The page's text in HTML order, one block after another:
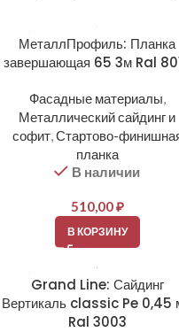
МеталлПрофиль: Планка
завершающая 65 3м Ral
Фасадные материалы,
Металлический сайдинг и
софит,Стартово-
планка
В наличии
510,00₽
В КОРЗИНУ
Grand Line: Сайдинг
Вертикаль classic Pe 0,45
Ral 3003